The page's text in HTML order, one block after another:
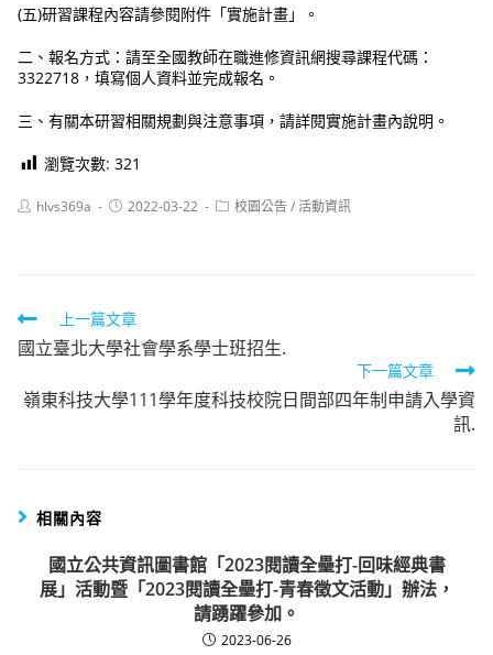
(五)研習課程內容請參閱附件「實施計畫」。
二、報名方式：請至全國教師在職進修資訊網搜尋課程代碼：
3322718，填寫個人資料並完成報名。
三、有關本研習相關規劃與注意事項，請詳閱實施計畫內說明。
瀏覽次數: 321
Posthlvs369a
Post2022-03-22
Post校園公告/活動資訊
Read
more
articles
上一篇文章
國立臺北大學社會學系學士班招生.
下一篇文章
嶺東科技大學111學年度科技校院日間部四年制申請入學資
訊.
相關內容
國立公共資訊圖書館「2023閱讀全壘打-回味經典書
展」活動暨「2023閱讀全壘打-青春徵文活動」辦法，
請踴躍參加。
2023-06-26